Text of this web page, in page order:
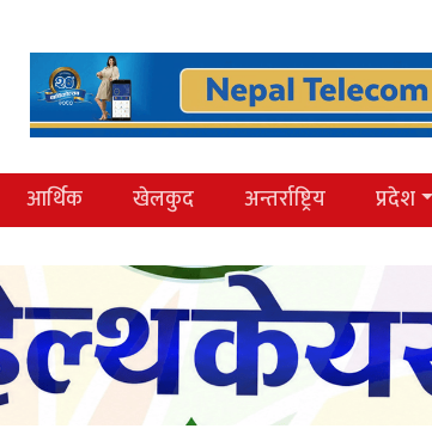
आर्थिक खेलकुद अन्तर्राष्ट्रिय प्रदेश